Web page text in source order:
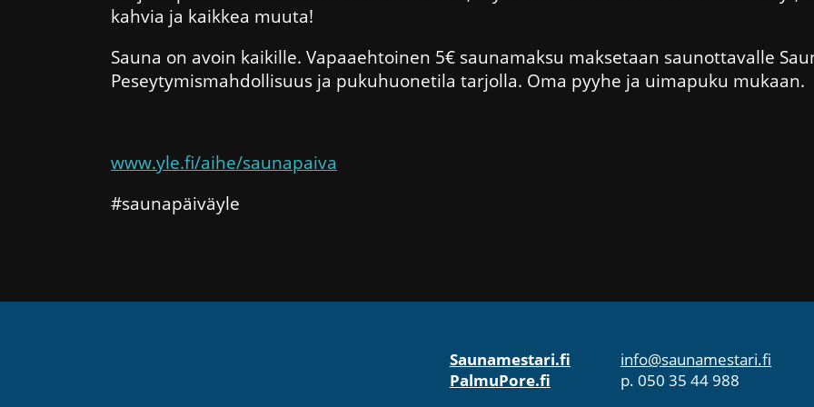
kahvia ja kaikkea muuta!
Sauna on avoin kaikille. Vapaaehtoinen 5€ saunamaksu maksetaan saunottavalle
Peseytymismahdollisuus ja pukuhuonetila tarjolla. Oma pyyhe ja uimapuku mukaan.
www.yle.fi/aihe/saunapaiva
#saunapäiväyle
Saunamestari.fi
PalmuPore.fi
info@saunamestari.fi
p. 050 35 44 988